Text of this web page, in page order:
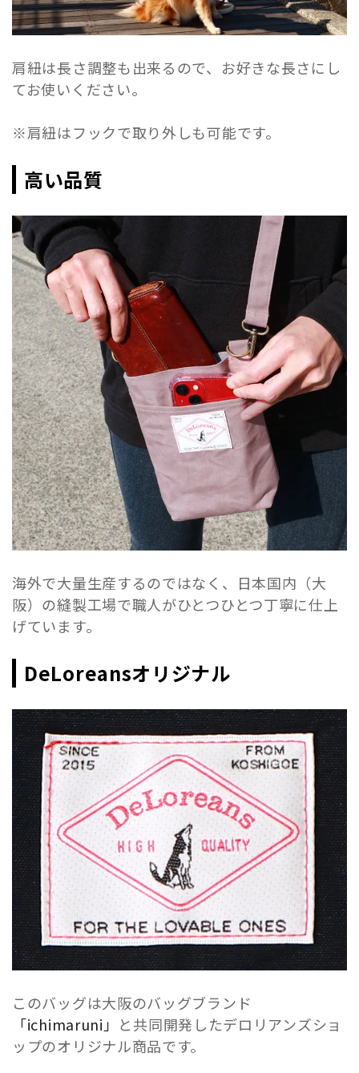
肩紐は長さ調整も出来るので、お好きな長さにし
てお使いください。
※肩紐はフックで取り外しも可能です。
高い品質
海外で大量生産するのではなく、日本国内（大
阪）の縫製工場で職人がひとつひとつ丁寧に仕上
げています。
DeLoreansオリジナル
このバッグは大阪のバッグブランド
「ichimaruni」 と共同開発したデロリアンズショ
ップのオリジナル商品です。